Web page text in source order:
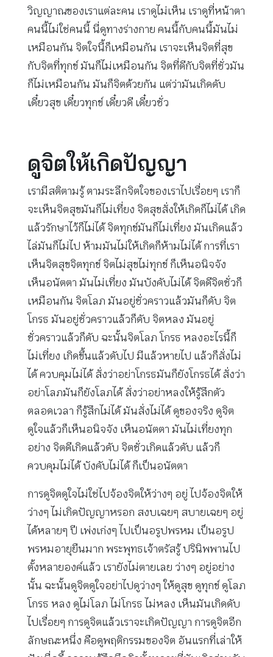
วิญญาณของเราแต่ละคน เราดูไม่เห็น เราดูที่หน้าตา
คนนี้ไม่ใช่คนนี้ นี่ดูทางร่างกาย คนนี้กับคนนี้มันไม่
เหมือนกัน จิตใจนี้ก็เหมือนกัน เราจะเห็นจิตที่สุข
กับจิตที่ทุกข์ มันก็ไม่เหมือนกัน จิตที่ดีกับจิตที่ชั่วมัน
ก็ไม่เหมือนกัน มันก็จิตด้วยกัน แต่ว่ามันเกิดดับ
เดี๋ยวสุข เดี๋ยวทุกข์ เดี๋ยวดี เดี๋ยวชั่ว
ดูจิตให้เกิดปัญญา
เรามีสติตามรู้ ตามระลึกจิตใจของเราไปเรื่อยๆ เราก็
จะเห็นจิตสุขมันก็ไม่เที่ยง จิตสุขสั่งให้เกิดก็ไม่ได้ เกิด
แล้วรักษาไว้ก็ไม่ได้ จิตทุกข์มันก็ไม่เที่ยง มันเกิดแล้ว
ไล่มันก็ไม่ไป ห้ามมันไม่ให้เกิดก็ห้ามไม่ได้ การที่เรา
เห็นจิตสุขจิตทุกข์ จิตไม่สุขไม่ทุกข์ ก็เห็นอนิจจัง
เห็นอนัตตา มันไม่เที่ยง มันบังคับไม่ได้ จิตดีจิตชั่วก็
เหมือนกัน จิตโลภ มันอยู่ชั่วคราวแล้วมันก็ดับ จิต
โกรธ มันอยู่ชั่วคราวแล้วก็ดับ จิตหลง มันอยู่
ชั่วคราวแล้วก็ดับ ฉะนั้นจิตโลภ โกรธ หลงอะไรนี้ก็
ไม่เที่ยง เกิดขึ้นแล้วดับไป มีแล้วหายไป แล้วก็สั่งไม่
ได้ ควบคุมไม่ได้ สั่งว่าอย่าโกรธมันก็ยังโกรธได้ สั่งว่า
อย่าโลภมันก็ยังโลภได้ สั่งว่าอย่าหลงให้รู้สึกตัว
ตลอดเวลา ก็รู้สึกไม่ได้ มันสั่งไม่ได้ ดูของจริง ดูจิต
ดูใจแล้วก็เห็นอนิจจัง เห็นอนัตตา มันไม่เที่ยงทุก
อย่าง จิตดีเกิดแล้วดับ จิตชั่วเกิดแล้วดับ แล้วก็
ควบคุมไม่ได้ บังคับไม่ได้ ก็เป็นอนัตตา
การดูจิตดูใจไม่ใช่ไปจ้องจิตให้ว่างๆ อยู่ ไปจ้องจิตให้
ว่างๆ ไม่เกิดปัญญาหรอก สงบเฉยๆ สบายเฉยๆ อยู่
ได้หลายๆ ปี เพ่งเก่งๆ ไปเป็นอรูปพรหม เป็นอรูป
พรหมอายุยืนมาก พระพุทธเจ้าตรัสรู้ ปรินิพพานไป
ตั้งหลายองค์แล้ว เรายังไม่ตายเลย ว่างๆ อยู่อย่าง
นั้น ฉะนั้นดูจิตดูใจอย่าไปดูว่างๆ ให้ดูสุข ดูทุกข์ ดูโลภ
โกรธ หลง ดูไม่โลภ ไม่โกรธ ไม่หลง เห็นมันเกิดดับ
ไปเรื่อยๆ การดูจิตแล้วเราจะเกิดปัญญา การดูจิตอีก
ลักษณะหนึ่ง คือดูพฤติกรรมของจิต อันแรกที่เล่าให้